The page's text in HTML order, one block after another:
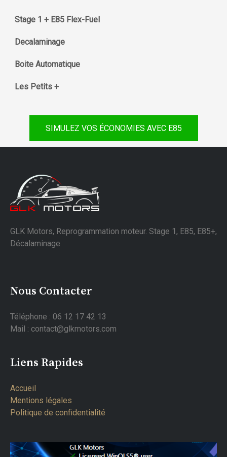
Stage 1 + E85 Flex-Fuel
Decalaminage
Boite Automatique
Les Petits +
SIMULEZ VOS ÉCONOMIES AVEC E85
GLK Motors, Reprogrammation moteur. Stage 1, E85, E85+,
Décalaminage
Nous Contacter
Téléphone : 06 12 17 42 13
Mail : contact@glkmotors.com
Liens Rapides
Accueil
Mentions légales
Politique de confidentialité